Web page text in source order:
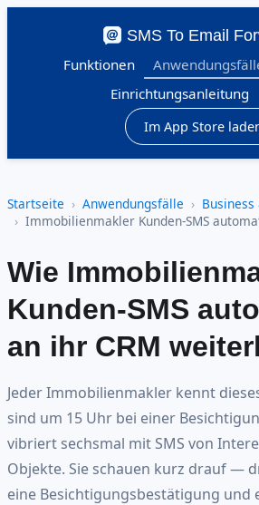
SMS To Email
Funktionen
Einrichtungsanleitung
Im App Store
Startseite Anwendungsfälle
Business
Immobilienmakler Kunden-SMS
Wie
Kunden-SMS
an ihr CRM
Jeder Immobilienmakler kennt
sind um 15 Uhr bei einer
vibriert sechsmal mit SMS von
Objekte. Sie schauen kurz drauf —
eine Besichtigungsbestätigung und